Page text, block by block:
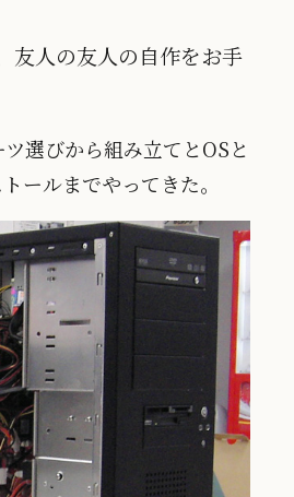
友人の友人の自作をお手
選びから組み立てとOSと
ールまでやってきた。